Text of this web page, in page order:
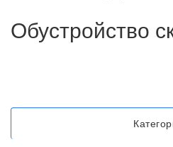
Обустройство